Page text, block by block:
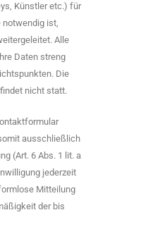
Künstler etc.) für
notwendig ist,
Alle
Daten streng
Die
nicht statt.
ausschließlich
(Art. 6 Abs. 1 lit. a
jederzeit
Mitteilung
der bis